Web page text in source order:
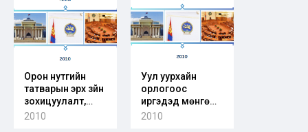
Орон нутгийн
татварын эрх зүйн
зохицуулалт,
гадаадын зарим
2010
Уул уурхайн
орлогоос
иргэдэд мөнгө
тараах бодлогын
2010